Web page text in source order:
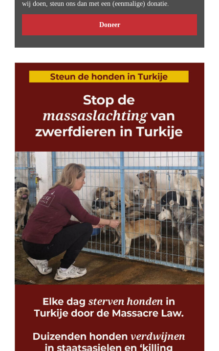
wij doen, steun ons dan met een (eenmalige) donatie.
Doneer